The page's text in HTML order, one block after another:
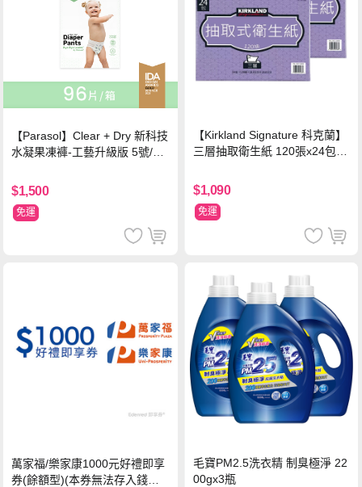
【Parasol】Clear + Dry 新科技
水凝果凍褲-工藝升級版 5號/XL
$1,500
免運
【Kirkland Signature 科克蘭】
三層抽取衛生紙 120張x24包x2
$1,090
免運
萬家福/樂家康1000元好禮即享
券(餘額型)(本券無法存入錢包
毛寶PM2.5洗衣精 制臭極淨 22
00gx3瓶